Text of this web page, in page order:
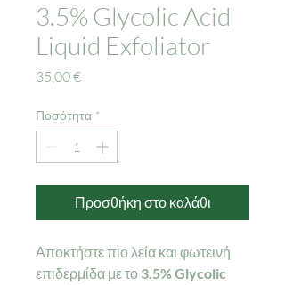
3.5% Glycolic Acid
Liquid Exfoliator
35,00 €Τιμή
Ποσότητα *
Προσθήκη στο καλάθι
Αποκτήστε πιο λεία και φωτεινή
επιδερμίδα με το 3.5% Glycolic